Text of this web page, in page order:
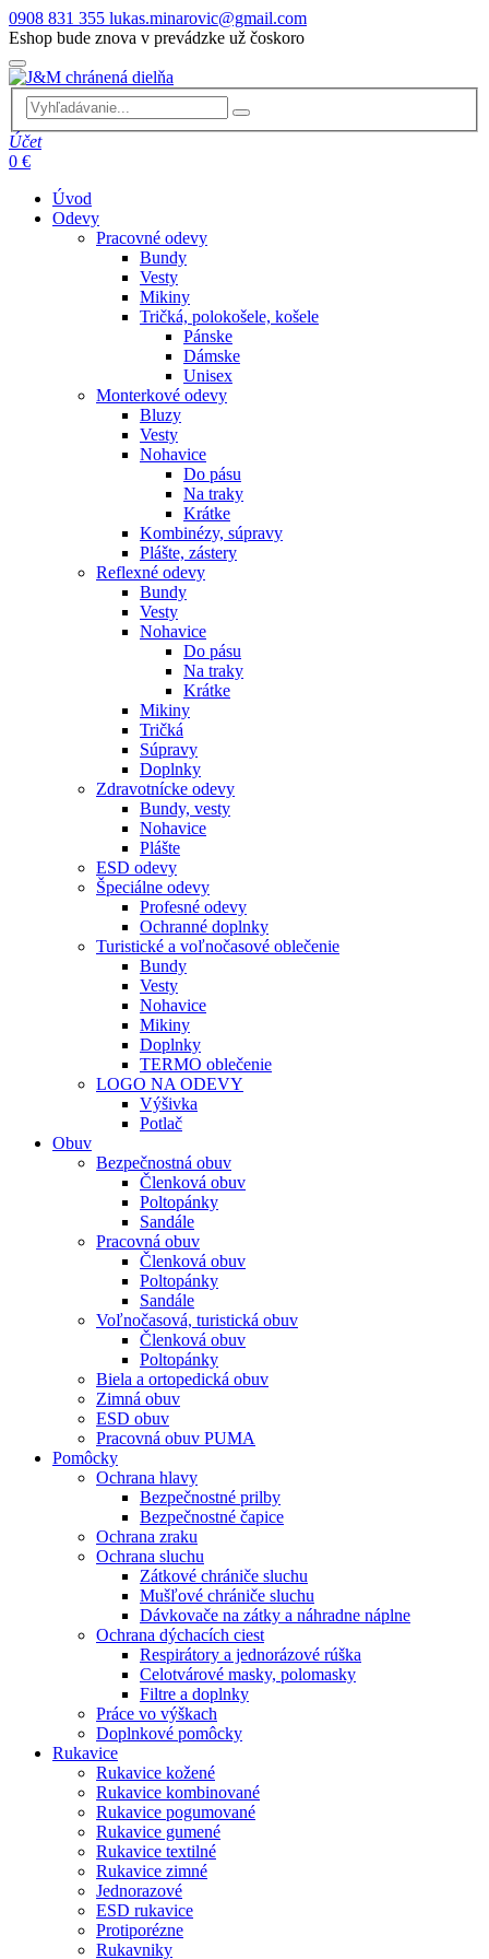
0908 831 355 lukas.minarovic@gmail.com
Eshop bude znova v prevádzke už čoskoro
Účet
0 €
Úvod
Odevy
Pracovné odevy
Bundy
Vesty
Mikiny
Tričká, polokošele, košele
Pánske
Dámske
Unisex
Monterkové odevy
Bluzy
Vesty
Nohavice
Do pásu
Na traky
Krátke
Kombinézy, súpravy
Plášte, zástery
Reflexné odevy
Bundy
Vesty
Nohavice
Do pásu
Na traky
Krátke
Mikiny
Tričká
Súpravy
Doplnky
Zdravotnícke odevy
Bundy, vesty
Nohavice
Plášte
ESD odevy
Špeciálne odevy
Profesné odevy
Ochranné doplnky
Turistické a voľnočasové oblečenie
Bundy
Vesty
Nohavice
Mikiny
Doplnky
TERMO oblečenie
LOGO NA ODEVY
Výšivka
Potlač
Obuv
Bezpečnostná obuv
Členková obuv
Poltopánky
Sandále
Pracovná obuv
Členková obuv
Poltopánky
Sandále
Voľnočasová, turistická obuv
Členková obuv
Poltopánky
Biela a ortopedická obuv
Zimná obuv
ESD obuv
Pracovná obuv PUMA
Pomôcky
Ochrana hlavy
Bezpečnostné prilby
Bezpečnostné čapice
Ochrana zraku
Ochrana sluchu
Zátkové chrániče sluchu
Mušľové chrániče sluchu
Dávkovače na zátky a náhradne náplne
Ochrana dýchacích ciest
Respirátory a jednorázové rúška
Celotvárové masky, polomasky
Filtre a doplnky
Práce vo výškach
Doplnkové pomôcky
Rukavice
Rukavice kožené
Rukavice kombinované
Rukavice pogumované
Rukavice gumené
Rukavice textilné
Rukavice zimné
Jednorazové
ESD rukavice
Protiporézne
Rukavniky